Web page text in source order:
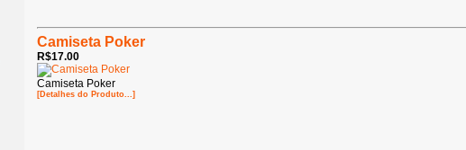
Camiseta Poker
R$17.00
Camiseta Poker
[Detalhes do Produto...]